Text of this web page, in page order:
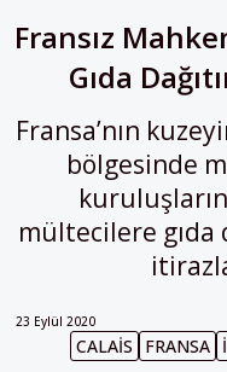
Fransız
Gıda
Fransa’nın
bölgesinde
mültecilere gıda
23 Eylül 2020
CALAIS FRANSA